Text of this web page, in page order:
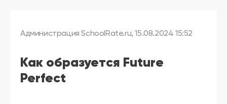
язык
Москва
Выбрать
другой
Администрация SchoolRate.ru,15.08.2024 15:52
Как образуется Future
Perfect